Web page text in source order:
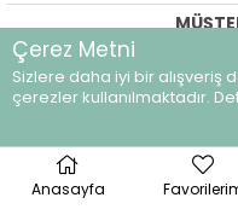
©
Anasayfa
Çerez Metni
Sizlere daha iyi bir alışveriş
çerezler kullanılmaktadır.